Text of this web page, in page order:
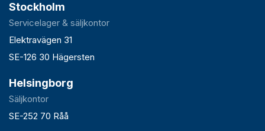
Stockholm
Servicelager & säljkontor
Elektravägen 31
SE-126 30 Hägersten
Helsingborg
Säljkontor
SE-252 70 Råå